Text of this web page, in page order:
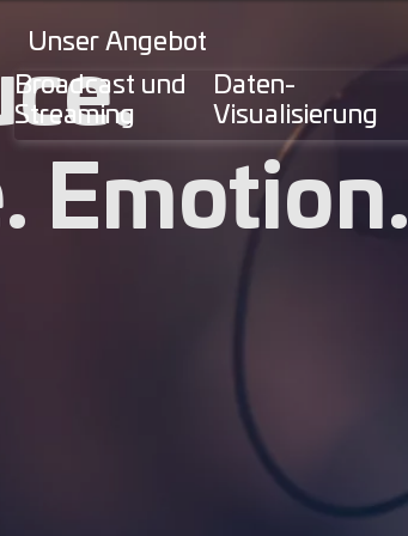
Unser Angebot
Broadcast und
Streaming
Daten-
Visualisierung
Emotion.